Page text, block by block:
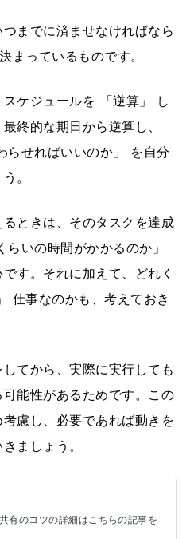
までに済ませなければなら
まっているものです。
ケジュールを 「逆算」 し
終的な期日から逆算し、
らせればいいのか」 を自分
。
ときは、そのタスクを達成
いの時間がかかるのか」
す。それに加えて、どれく
仕事なのかも、考えておき
てから、実際に実行しても
能性があるためです。この
慮し、必要であれば動きを
ましょう。
有のコツの詳細はこちらの記事を